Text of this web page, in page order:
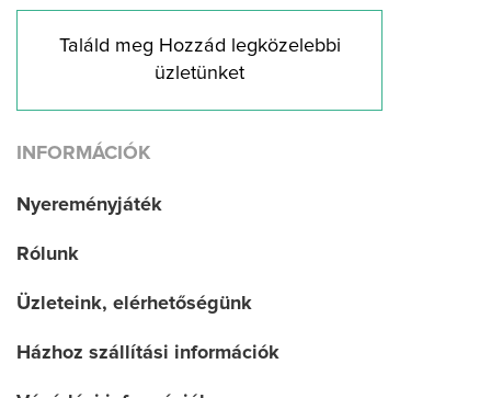
Találd meg Hozzád legközelebbi
üzletünket
INFORMÁCIÓK
Nyereményjáték
Rólunk
Üzleteink, elérhetőségünk
Házhoz szállítási információk